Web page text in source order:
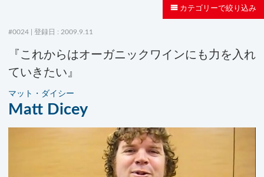
カテゴリーで絞り込み
#0024 | 登録日 : 2009.9.11
『これからはオーガニックワインにも力を入れ
ていきたい』
マット・ダイシー
Matt Dicey